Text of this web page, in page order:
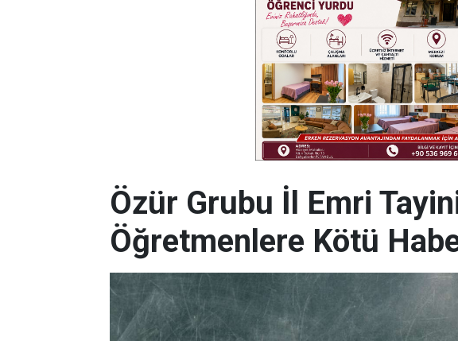
Özür Grubu İl Emri
Öğretmenlere Kötü